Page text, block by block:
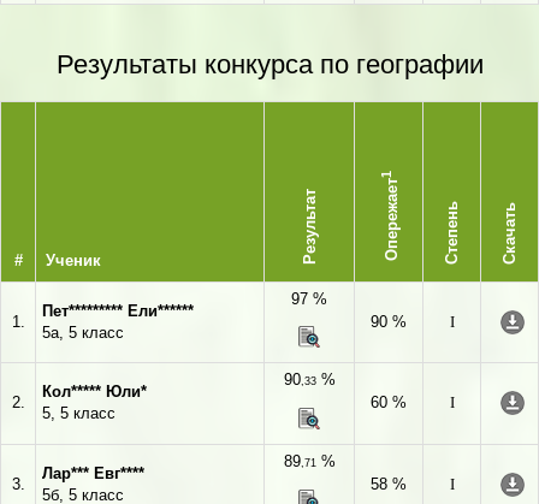
Результаты конкурса по географии
# Ученик Результат Опережает
1
Степень Скачать
1.
Пет********* Ели******
5а, 5 класс
97 %
90 %
I
2.
Кол***** Юли*
5, 5 класс
90,33%
60 %
I
3.
Лар*** Евг****
5б, 5 класс
89,71%
58 %
I